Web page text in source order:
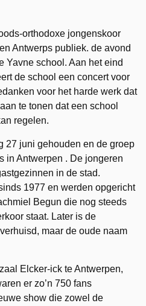
orthodoxe jongenskoor
Antwerps publiek. de avond
Yavne school. Aan het eind
de school een concert voor
voor het harde werk dat
te tonen dat een school
regelen.
27 juni gehouden en de groep
in Antwerpen . De jongeren
in de stad.
1977 en werden opgericht
Begun die nog steeds
staat. Later is de
maar de oude naam
Elcker-ick te Antwerpen,
er zo’n 750 fans
show die zowel de